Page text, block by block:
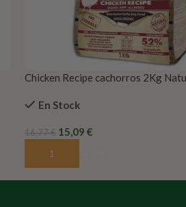
Chicken Recipe cachorros 2Kg
En Stock
16,77€ 15,09 €
Añadir Al Carrito